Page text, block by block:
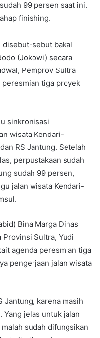
99 persen saat ini.
finishing.
disebut-sebut bakal
(Jokowi) secara
Pemprov Sultra
peresmian tiga proyek
sinkronisasi
wisata Kendari-
RS Jantung. Setelah
perpustakaan sudah
sudah 99 persen,
jalan wisata Kendari-
Bina Marga Dinas
Provinsi Sultra, Yudi
agenda peresmian tiga
pengerjaan jalan wisata
Jantung, karena masih
Yang jelas untuk jalan
sudah difungsikan